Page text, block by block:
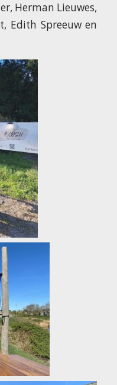
Herman Lieuwes,
Edith Spreeuw en